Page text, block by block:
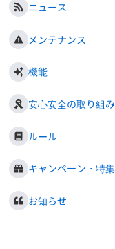
ニュース
メンテナンス
機能
安心安全の取り組み
ルール
キャンペーン・特集
お知らせ